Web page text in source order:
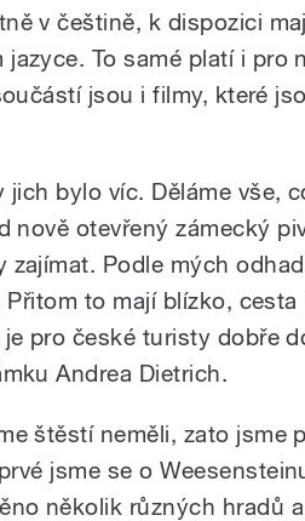
v češtině, k dispozici
To samé platí i pro
jsou i filmy, které
bylo víc. Děláme vše,
nově otevřený zámecký
zajímat. Podle mých
to mají blízko,
pro české turisty dobře
Andrea Dietrich.
štěstí neměli, zato jsme
jsme se o
několik různých hradů